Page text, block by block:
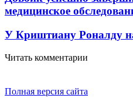
медицинское
У Криштиану Роналду
Читать комментарии
Полная версия сайта